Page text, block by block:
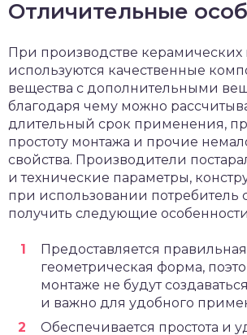
Отличительные
При производстве
используются качественные
вещества с дополнительными
благодаря чему можно
длительный срок применения,
простоту монтажа и прочие
свойства. Производители
и технические параметры,
при использовании потребитель
получить следующие
Предоставляется правильная
геометрическая форма,
монтаже не будут
и важно для удобного
Обеспечивается простота и